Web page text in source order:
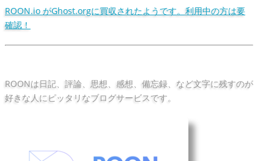
ROON.io がGhost.orgに買収されたようです。利用中の方は要
確認！
ROONは日記、評論、思想、感想、備忘録、など文字に残すのが
好きな人にピッタリなブログサービスです。